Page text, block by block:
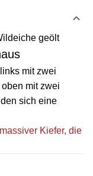
geölt
mit zwei
mit zwei
sich eine
Kiefer, die